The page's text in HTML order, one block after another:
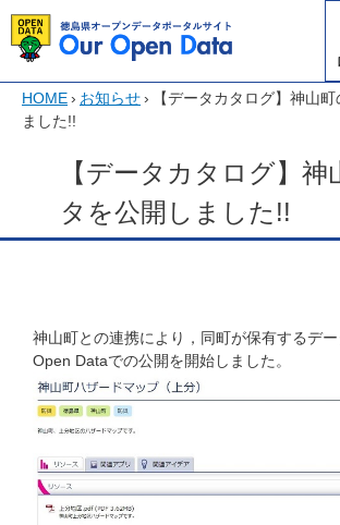
HOME› お知らせ›
【データカタログ】神山
ました!!
【データカタログ】神
タを公開しました!!
神山町との連携により，同町が保有するデ
Open Dataでの公開を開始しました。